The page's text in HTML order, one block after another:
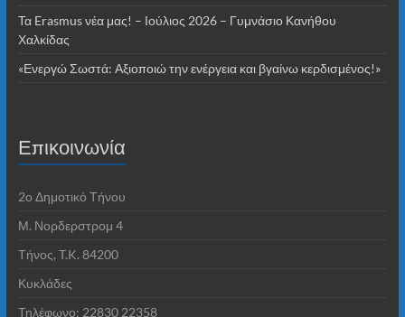
Τα Erasmus νέα μας! – Ιούλιος 2026 – Γυμνάσιο Κανήθου
Χαλκίδας
«Ενεργώ Σωστά: Αξιοποιώ την ενέργεια και βγαίνω κερδισμένος!»
Επικοινωνία
2o Δημοτικό Τήνου
Μ. Νορδερστρομ 4
Τήνος, T.K. 84200
Κυκλάδες
Τηλέφωνο: 22830 22358